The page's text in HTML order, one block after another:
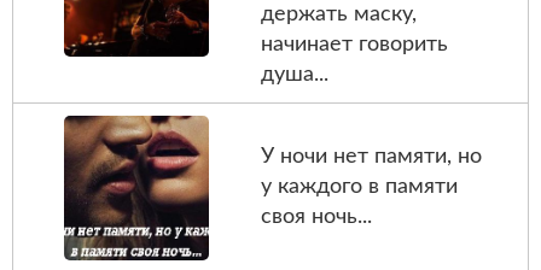
держать маску,
начинает говорить
душа...
У ночи нет памяти, но
у каждого в памяти
своя ночь...